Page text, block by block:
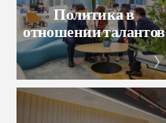
Политика в
отношении талантов